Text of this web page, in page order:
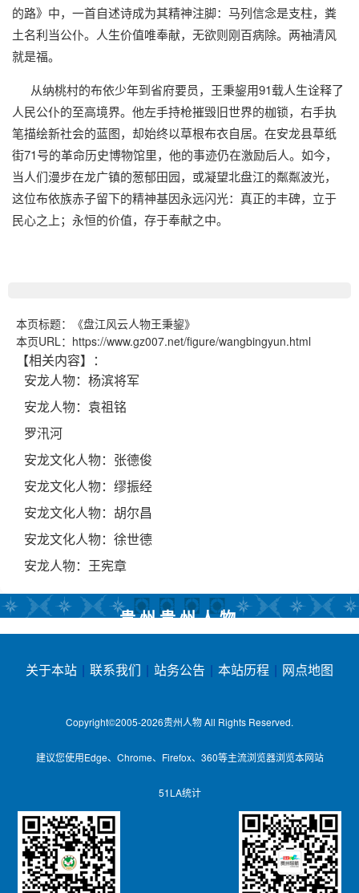
的路》中，一首自述诗成为其精神注脚：马列信念是支柱，粪
土名利当公仆。人生价值唯奉献，无欲则刚百病除。两袖清风
就是福。
从纳桃村的布依少年到省府要员，王秉鋆用91载人生诠释了
人民公仆的至高境界。他左手持枪摧毁旧世界的枷锁，右手执
笔描绘新社会的蓝图，却始终以草根布衣自居。在安龙县草纸
街71号的革命历史博物馆里，他的事迹仍在激励后人。如今，
当人们漫步在龙广镇的葱郁田园，或凝望北盘江的粼粼波光，
这位布依族赤子留下的精神基因永远闪光：真正的丰碑，立于
民心之上；永恒的价值，存于奉献之中。
本页标题：
《盘江风云人物王秉鋆》
本页URL： https://www.gz007.net/figure/wangbingyun.html
【相关内容】：
安龙人物：杨滨将军
安龙人物：袁祖铭
罗汛河
安龙文化人物：张德俊
安龙文化人物：缪振经
安龙文化人物：胡尔昌
安龙文化人物：徐世德
安龙人物：王宪章
贵州贵州人物
关于本站 | 联系我们 | 站务公告 | 本站历程 | 网点地图
Copyright©2005-2026贵州人物All Rights Reserved.
建议您使用Edge、Chrome、Firefox、360等主流浏览器浏览本网站
51LA统计